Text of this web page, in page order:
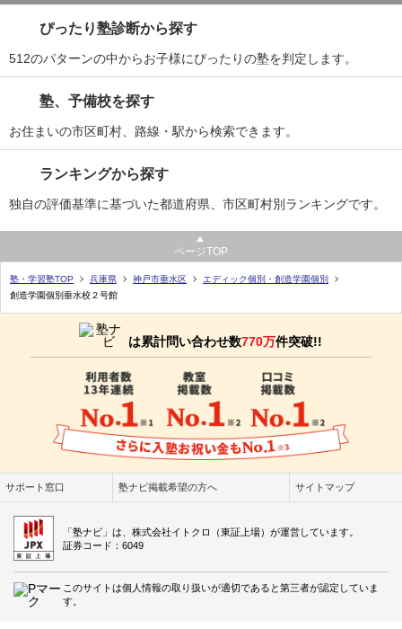
ぴったり塾診断から探す
512のパターンの中からお子様にぴったりの塾を判定します。
塾、予備校を探す
お住まいの市区町村、路線・駅から検索できます。
ランキングから探す
独自の評価基準に基づいた都道府県、市区町村別ランキングです。
ページTOP
塾・学習塾TOP 兵庫県 神戸市垂水区
エディック個別・創造学園個別
創造学園個別垂水校２号館
は累計問い合わせ数770万件突破!!
サポート窓口 塾ナビ掲載希望の方へ サイトマップ
「塾ナビ」は、株式会社イトクロ（東証上場）が運営しています。
証券コード：6049
このサイトは個人情報の取り扱いが適切であると第三者が認定していま
す。